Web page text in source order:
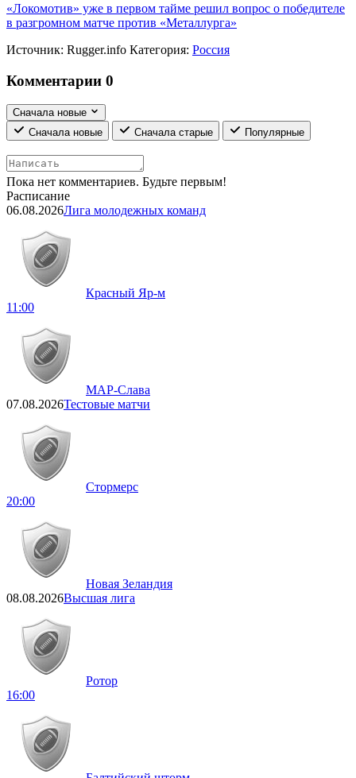
«Локомотив» уже в первом тайме решил вопрос о победителе
в разгромном матче против «Металлурга»
Источник: Rugger.info Категория: Россия
Комментарии 0
Сначала новые
Сначала новые
Сначала старые Популярные
Пока нет комментариев. Будьте первым!
Расписание
06.08.2026Лига молодежных команд
Красный Яр-м
11:00
МАР-Слава
07.08.2026Тестовые матчи
Стормерс
20:00
Новая Зеландия
08.08.2026Высшая лига
Ротор
16:00